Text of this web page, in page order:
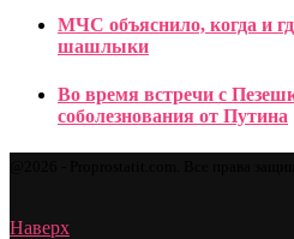
МЧС объяснило, когда и
шашлыки
Во время встречи с
соболезнования от Путина
Наверх